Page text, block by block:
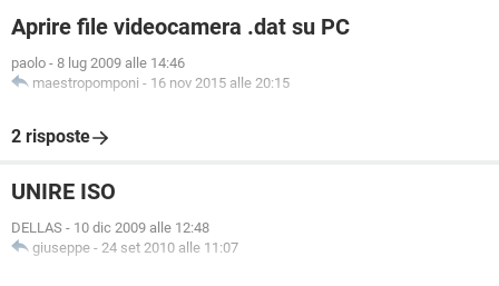
Aprire file videocamera .dat su PC
paolo - 8 lug 2009 alle 14:46
maestropomponi - 16 nov 2015 alle 20:15
2 risposte
UNIRE ISO
DELLAS - 10 dic 2009 alle 12:48
giuseppe - 24 set 2010 alle 11:07